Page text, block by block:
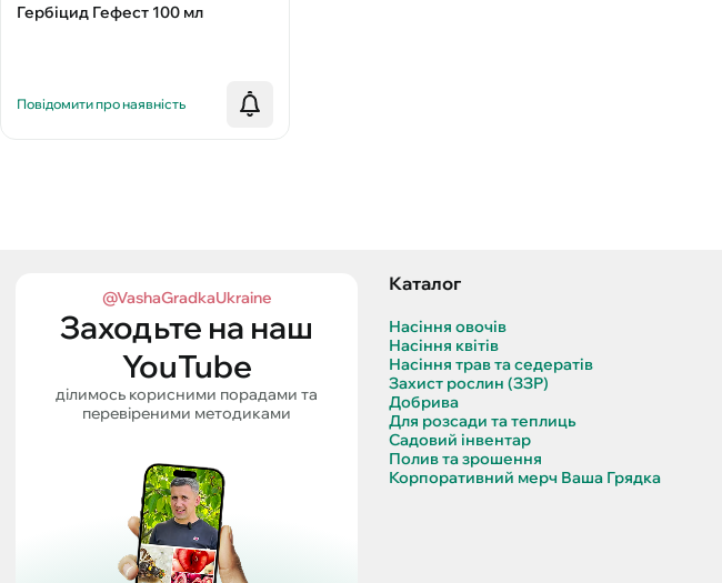
Гербіцид Гефест 100 мл
Повідомити про наявність
@VashaGradkaUkraine
Заходьте на наш
YouTube
ділимось корисними порадами та
перевіреними методиками
Каталог
Насіння овочів
Насіння квітів
Насіння трав та седератів
Захист рослин (ЗЗР)
Добрива
Для розсади та теплиць
Садовий інвентар
Полив та зрошення
Корпоративний мерч Ваша Грядка